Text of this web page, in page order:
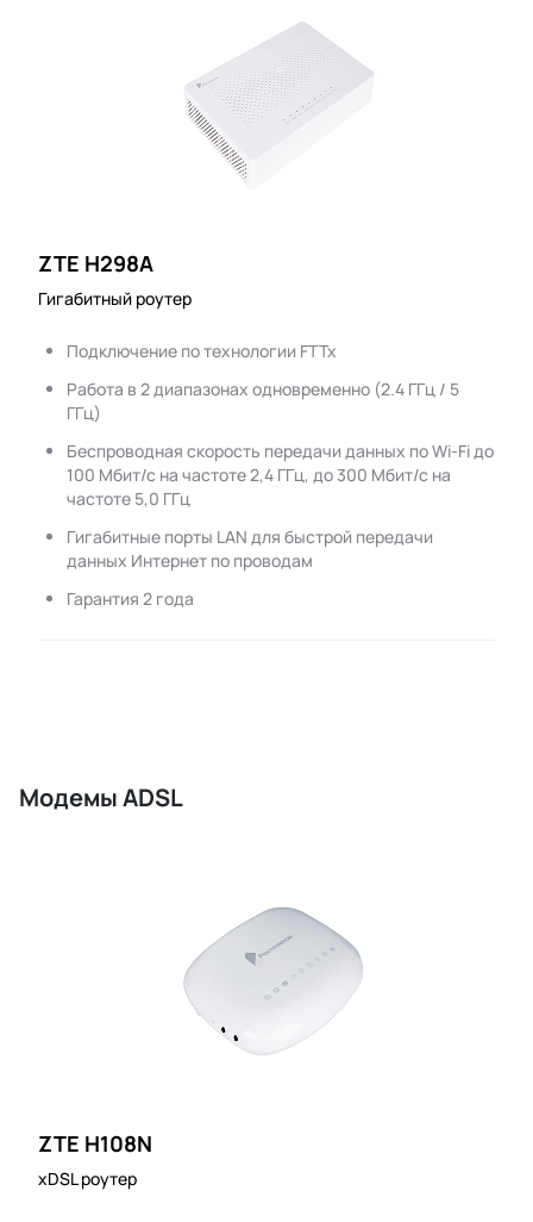
ZTE H298A
Гигабитный роутер
Подключение по технологии FTTx
Работа в 2 диапазонах одновременно (2.4 ГГц / 5
ГГц)
Беспроводная скорость передачи данных по Wi-Fi до
100 Мбит/с на частоте 2,4 ГГц, до 300 Мбит/с на
частоте 5,0 ГГц
Гигабитные порты LAN для быстрой передачи
данных Интернет по проводам
Гарантия 2 года
Модемы ADSL
ZTE H108N
xDSL роутер